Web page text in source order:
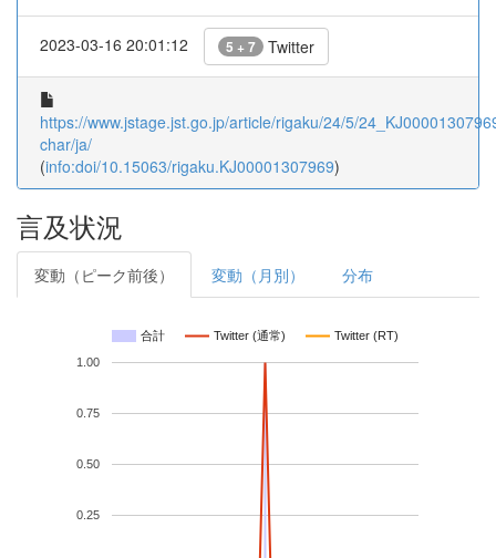
2023-03-16 20:01:12 5 + 7 Twitter
https://www.jstage.jst.go.jp/article/rigaku/24/5/
char/ja/
(info:doi/10.15063/rigaku.KJ00001307969)
言及状況
変動（ピーク前後） 変動（月別） 分布
合計 Twitter (通常) Twitter (RT)
0.25
0.50
0.75
1.00